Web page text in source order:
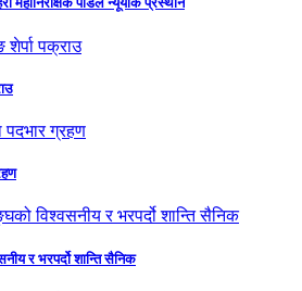
र भरपर्दो शान्ति सैनिक